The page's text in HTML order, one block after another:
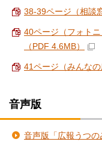
38-39ページ（相談
40ページ（フォト
（PDF 4.6MB）
41ページ（みんなの
音声版
音声版「広報うつ